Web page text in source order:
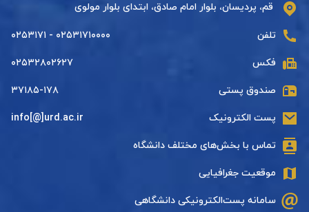
قم، پردیسان، بلوار امام صادق، ابتدای بلوار مولوی
تلفن ۰۲۵۳۱۷۱۰۰۰۰ - ۰۲۵۳۱۷۱
فکس ۰۲۵۳۲۸۰۲۶۲۷
صندوق پستی ۳۷۱۸۵-۱۷۸
پست الکترونیک info[@]urd.ac.ir
تماس با بخش‌های مختلف دانشگاه
موقعیت جغرافیایی
سامانه پست‌الکترونیکی دانشگاهی